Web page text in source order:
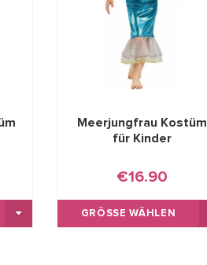
Meerjungfrau Kostüm
für Kinder
€16.90
GRÖSSE WÄHLEN